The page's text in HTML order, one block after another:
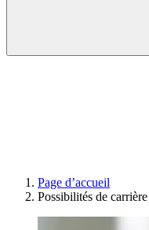
Page d’accueil
Possibilités de carrière